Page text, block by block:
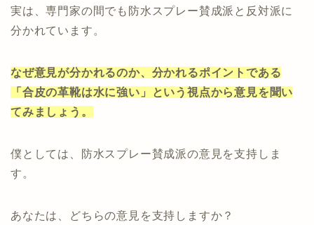
実は、専門家の間でも防水スプレー賛成派と反対派に
分かれています。
なぜ意見が分かれるのか、分かれるポイントである
「合皮の革靴は水に強い」という視点から意見を聞い
てみましょう。
僕としては、防水スプレー賛成派の意見を支持しま
す。
あなたは、どちらの意見を支持しますか？